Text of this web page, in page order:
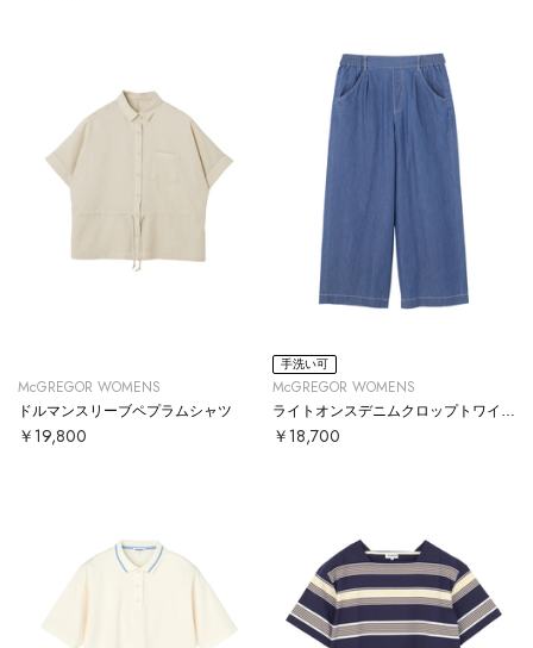
McGREGOR WOMENS
ドルマンスリーブペプラムシャツ
￥19,800
手洗い可
McGREGOR WOMENS
￥18,700